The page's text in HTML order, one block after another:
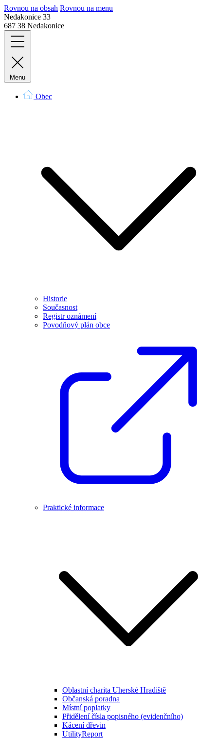
Rovnou na obsah Rovnou na menu
Nedakonice 33
687 38 Nedakonice
Menu
Obec
Historie
Současnost
Registr oznámení
Povodňový plán obce
Praktické informace
Oblastní charita Uherské Hradiště
Občanská poradna
Místní poplatky
Přidělení čísla popisného (evidenčního)
Kácení dřevin
UtilityReport